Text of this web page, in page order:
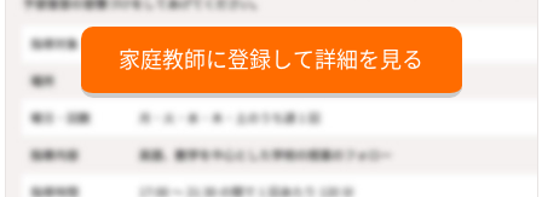
家庭教師に登録して詳細を見る